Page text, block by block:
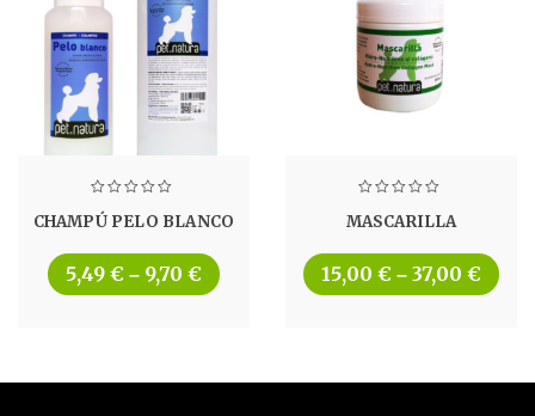
CHAMPÚ PELO BLANCO
5,49 € – 9,70 €
MASCARILLA
15,00 € – 37,00 €